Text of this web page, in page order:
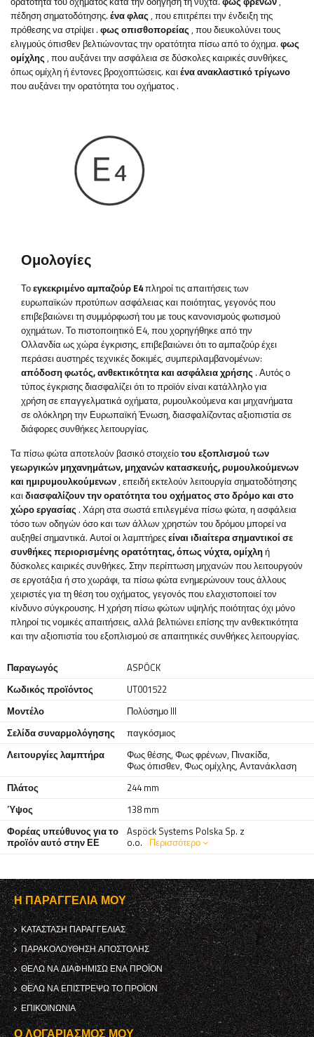
πέδηση σηματοδότησης. ένα φλας, που επιτρέπει την ένδειξη της
πρόθεσης να στρίψει . φωςοπισθοπορείας, που διευκολύνει τους
ελιγμούς όπισθεν βελτιώνοντας την ορατότητα πίσω από το όχημα. φως
ομίχλης, που αυξάνει την ασφάλεια σε δύσκολες καιρικές συνθήκες,
όπως ομίχλη ή έντονες βροχοπτώσεις. καιένα ανακλαστικό τρίγωνο
που αυξάνει την ορατότητα του οχήματος .
Ομολογίες
Τοεγκεκριμένο αμπαζούρ E4πληροί τις απαιτήσεις των
ευρωπαϊκών προτύπων ασφάλειας και ποιότητας, γεγονός που
επιβεβαιώνει τη συμμόρφωσή του με τους κανονισμούς φωτισμού
οχημάτων. Το πιστοποιητικό Ε4, που χορηγήθηκε από την
Ολλανδία ως χώρα έγκρισης, επιβεβαιώνει ότι το αμπαζούρ έχει
περάσει αυστηρές τεχνικές δοκιμές, συμπεριλαμβανομένων:
απόδοση φωτός, ανθεκτικότητα και ασφάλεια χρήσης . Αυτός ο
τύπος έγκρισης διασφαλίζει ότι το προϊόν είναι κατάλληλο για
χρήση σε επαγγελματικά οχήματα, ρυμουλκούμενα και μηχανήματα
σε ολόκληρη την Ευρωπαϊκή Ένωση, διασφαλίζοντας αξιοπιστία σε
διάφορες συνθήκες λειτουργίας.
Τα πίσω φώτα αποτελούν βασικό στοιχείοτου εξοπλισμού των
γεωργικών μηχανημάτων, μηχανών κατασκευής, ρυμουλκούμενων
και ημιρυμουλκούμενων, επειδή εκτελούν λειτουργία σηματοδότησης
καιδιασφαλίζουν την ορατότητα του οχήματος στο δρόμο και στο
χώρο εργασίας . Χάρη στα σωστά επιλεγμένα πίσω φώτα, η ασφάλεια
τόσο των οδηγών όσο και των άλλων χρηστών του δρόμου μπορεί να
αυξηθεί σημαντικά. Αυτοί οι λαμπτήρεςείναι ιδιαίτερα σημαντικοί σε
συνθήκες περιορισμένης ορατότητας, όπως νύχτα, ομίχληή
δύσκολες καιρικές συνθήκες. Στην περίπτωση μηχανών που λειτουργούν
σε εργοτάξια ή στο χωράφι, τα πίσω φώτα ενημερώνουν τους άλλους
χειριστές για τη θέση του οχήματος, γεγονός που ελαχιστοποιεί τον
κίνδυνο σύγκρουσης. Η χρήση πίσω φώτων υψηλής ποιότητας όχι μόνο
πληροί τις νομικές απαιτήσεις, αλλά βελτιώνει επίσης την ανθεκτικότητα
και την αξιοπιστία του εξοπλισμού σε απαιτητικές συνθήκες λειτουργίας.
Παραγωγός
ASPÖCK
Κωδικός προϊόντος
UT001522
Μοντέλο
Πολύσημο III
Σελίδα συναρμολόγησης
παγκόσμιος
Λειτουργίες λαμπτήρα
Φως θέσης,Φως φρένων, Πινακίδα,
Φως όπισθεν,Φως ομίχλης,Αντανάκλαση
Πλάτος
244 mm
Ύψος
138 mm
Φορέας υπεύθυνος για το
προϊόν αυτό στην ΕΕ
Aspöck Systems Polska Sp. z
o.o. Περισσότερο
Η ΠΑΡΑΓΓΕΛΊΑ ΜΟΥ
ΚΑΤΆΣΤΑΣΗ ΠΑΡΑΓΓΕΛΊΑΣ
ΠΑΡΑΚΟΛΟΎΘΗΣΗ ΑΠΟΣΤΟΛΉΣ
ΘΈΛΩ ΝΑ ΔΙΑΦΗΜΊΣΩ ΈΝΑ ΠΡΟΪΌΝ
ΘΈΛΩ ΝΑ ΕΠΙΣΤΡΈΨΩ ΤΟ ΠΡΟΪΌΝ
ΕΠΙΚΟΙΝΩΝΊΑ